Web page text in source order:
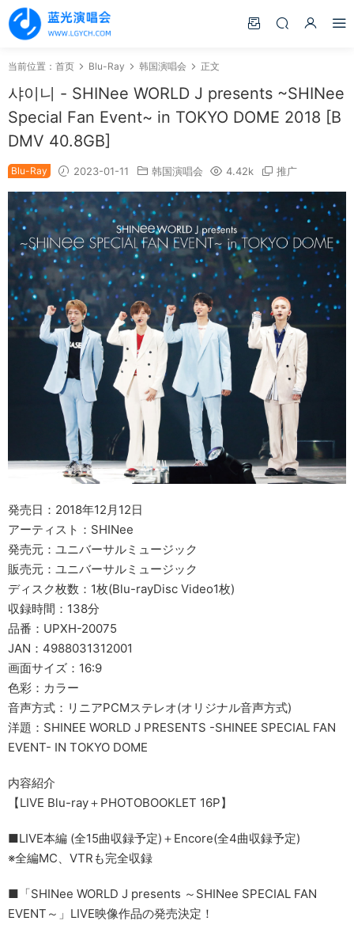
当前位置： 首页 Blu-Ray 韩国演唱会 正文
샤이니 - SHINee WORLD J presents ~SHINee
Special Fan Event~ in TOKYO DOME 2018 [B
DMV 40.8GB]
Blu-Ray 2023-01-11 韩国演唱会 4.42k 推广
発売日：2018年12月12日
アーティスト：SHINee
発売元：ユニバーサルミュージック
販売元：ユニバーサルミュージック
ディスク枚数：1枚(Blu-rayDisc Video1枚)
収録時間：138分
品番：UPXH-20075
JAN：4988031312001
画面サイズ：16:9
色彩：カラー
音声方式：リニアPCMステレオ(オリジナル音声方式)
洋題：SHINEE WORLD J PRESENTS -SHINEE SPECIAL FAN
EVENT- IN TOKYO DOME
内容紹介
【LIVE Blu-ray＋PHOTOBOOKLET 16P】
■LIVE本編 (全15曲収録予定)＋Encore(全4曲収録予定)
※全編MC、VTRも完全収録
■「SHINee WORLD J presents ～SHINee SPECIAL FAN
EVENT～」LIVE映像作品の発売決定！